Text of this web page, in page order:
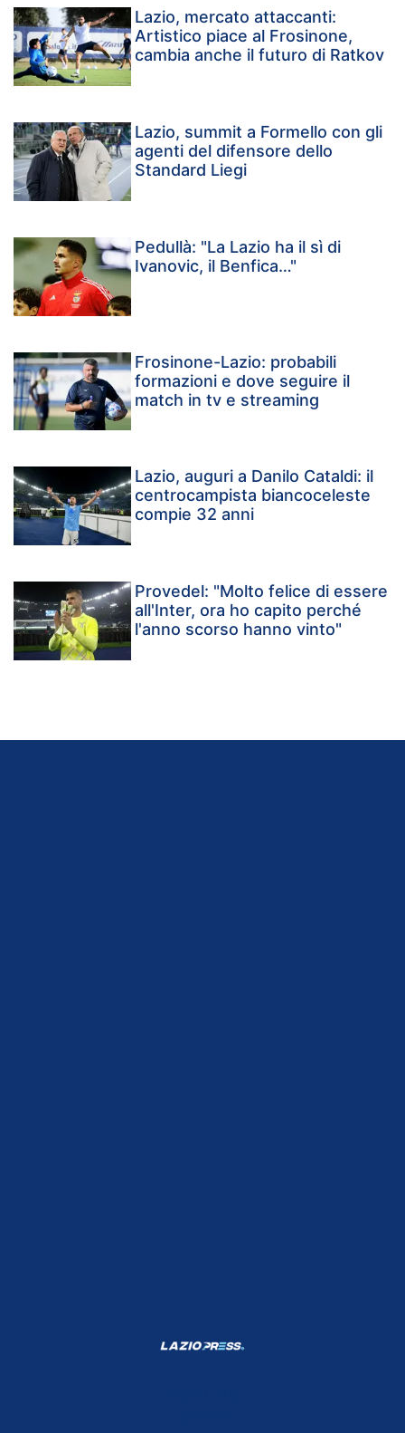
Lazio, mercato attaccanti:
Artistico piace al Frosinone,
cambia anche il futuro di Ratkov
Lazio, summit a Formello con gli
agenti del difensore dello
Standard Liegi
Pedullà: "La Lazio ha il sì di
Ivanovic, il Benfica…"
Frosinone-Lazio: probabili
formazioni e dove seguire il
match in tv e streaming
Lazio, auguri a Danilo Cataldi: il
centrocampista biancoceleste
compie 32 anni
Provedel: "Molto felice di essere
all'Inter, ora ho capito perché
l'anno scorso hanno vinto"